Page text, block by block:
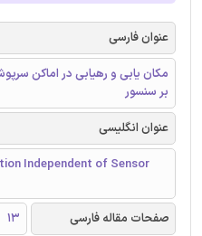
عنوان فارسی
مکان یابی و رهیابی در اماکن
بر سنسور
عنوان انگلیسی
Independent of Sensor
صفحات مقاله فارسی
13